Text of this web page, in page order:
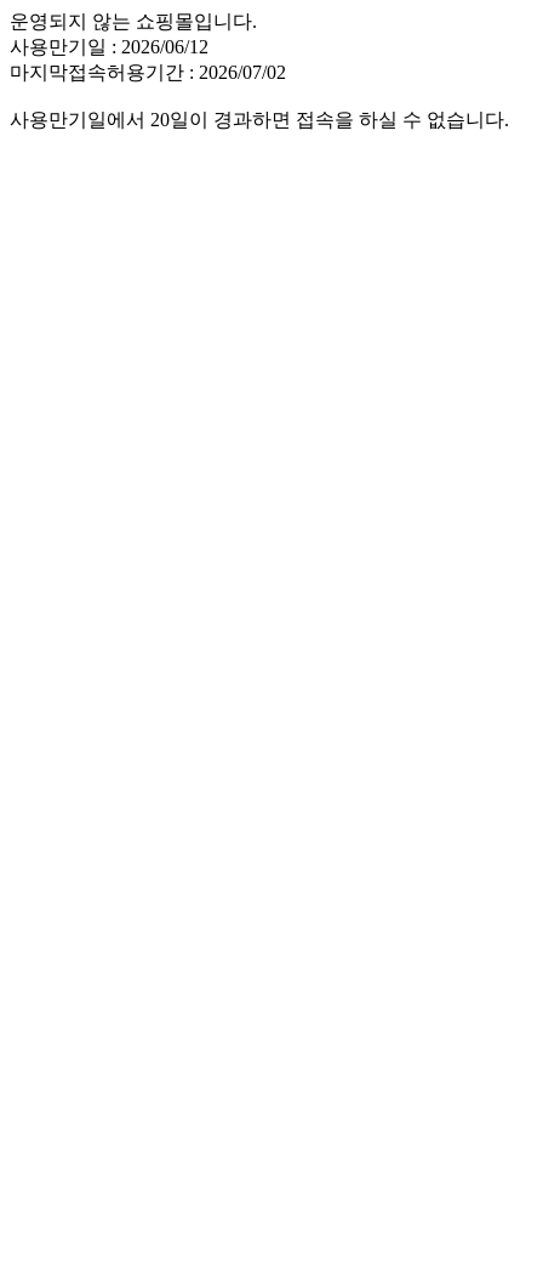
운영되지 않는 쇼핑몰입니다.
사용만기일 : 2026/06/12
마지막접속허용기간 : 2026/07/02
사용만기일에서 20일이 경과하면 접속을 하실 수 없습니다.